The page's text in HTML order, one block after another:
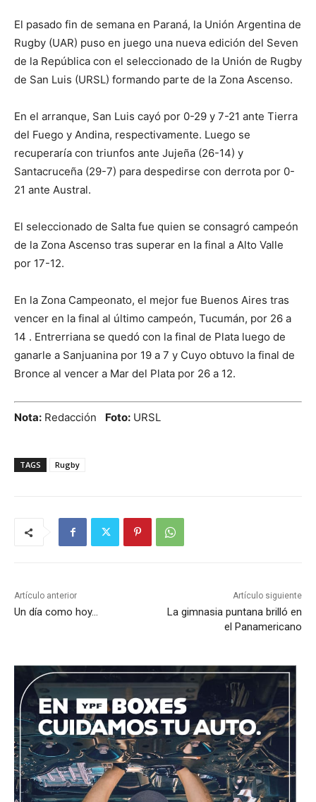
El pasado fin de semana en Paraná, la Unión Argentina de
Rugby (UAR) puso en juego una nueva edición del Seven
de la República con el seleccionado de la Unión de Rugby
de San Luis (URSL) formando parte de la Zona Ascenso.
En el arranque, San Luis cayó por 0-29 y 7-21 ante Tierra
del Fuego y Andina, respectivamente. Luego se
recuperaría con triunfos ante Jujeña (26-14) y
Santacruceña (29-7) para despedirse con derrota por 0-
21 ante Austral.
El seleccionado de Salta fue quien se consagró campeón
de la Zona Ascenso tras superar en la final a Alto Valle
por 17-12.
En la Zona Campeonato, el mejor fue Buenos Aires tras
vencer en la final al último campeón, Tucumán, por 26 a
14 . Entrerriana se quedó con la final de Plata luego de
ganarle a Sanjuanina por 19 a 7 y Cuyo obtuvo la final de
Bronce al vencer a Mar del Plata por 26 a 12.
Nota: Redacción Foto: URSL
TAGS Rugby
Artículo anterior
Un día como hoy…
Artículo siguiente
La gimnasia puntana brilló en
el Panamericano